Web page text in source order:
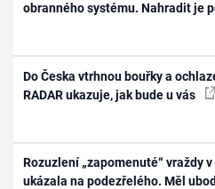
obranného systému. Nahradit je
Do Česka vtrhnou bouřky a
RADAR ukazuje, jak bude u vás
Rozuzlení „zapomenuté“ vraždy
ukázala na podezřelého. Měl